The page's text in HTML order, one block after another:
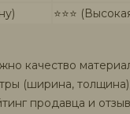
⭐⭐⭐
качество
(ширина,
продавца и